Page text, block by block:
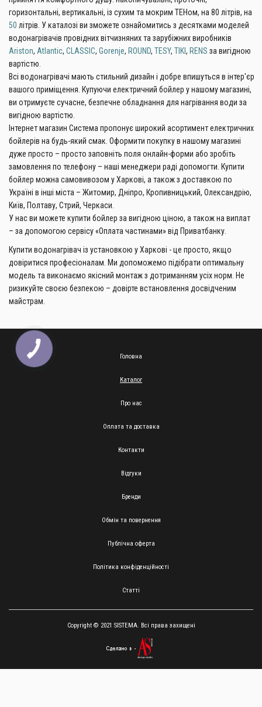
горизонтальні, вертикальні, із сухим та мокрим ТЕНом, на 80 літрів, на
50 літрів. У каталозі ви зможете ознайомитись з десятками моделей
водонагрівачів провідних вітчизняних та зарубіжних виробників
Ariston, Atlantic, CLASSIC, Gorenje, ROUND, TESY, TIKI, RENS за вигідною
вартістю.
Всі водонагрівачі мають стильний дизайн і добре впишуться в інтер'єр
вашого приміщення. Купуючи електричний бойлер у нашому магазині,
ви отримуєте сучасне, безпечне обладнання для нагрівання води за
вигідною вартістю.
Інтернет магазин Система пропонує широкий асортимент електричних
бойлерів на будь-який смак. Оформити покупку в нашому магазині
дуже просто – просто заповніть поля онлайн-форми або зробіть
замовлення по телефону – наші менеджери раді допомогти. Купити
бойлер можна самовивозом у Харкові, а також з доставкою по
Україні в інші міста – Житомир, Дніпро, Кропивницький, Олександрію,
Київ, Полтаву, Стрий, Черкаси.
У нас ви можете купити бойлер за вигідною ціною, а також на виплат
– за допомогою сервісу «Оплата частинами» від Приватбанку.
Купити водонагрівач із установкою у Харкові - це просто, якщо
довіритися професіоналам. Ми допоможемо підібрати оптимальну
модель та виконаємо якісний монтаж з дотриманням усіх норм. Не
ризикуйте своєю безпекою – довірте встановлення досвідченим
майстрам.
Головна
Каталог
Про нас
Оплата та доставка
Контакти
Відгуки
Бренди
Обмін та повернення
Публічна оферта
Політика конфіденційності
Статті
Copyright © 2021 SISTEMA. Всі права захищені